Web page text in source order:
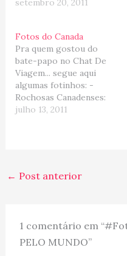
interessados em
24horas todas às Sextas-
Feiras (horário Brasilia).
A cada semana temos um
tema diferente. Coloque
sua(s) foto(s)
diretamente na nossa
página do Facebook, no
setembro 20, 2011
Fotos do Canada
Pra quem gostou do
bate-papo no Chat De
Viagem... segue aqui
algumas fotinhos: -
Rochosas Canadenses:
Fotos Rochosas -
Parque Omega - Ottawa:
Fotos de Ottawa -
julho 13, 2011
← Post anterior
1 comentário em
PELO MUNDO”